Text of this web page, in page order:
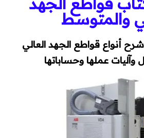
وقاية وإختبارات
طاقة شمسية
كورسات
كورسات محركات (مواتير)
كورسات Classic Control
والمتوسط
أنواع قواطع الجهد العالي
عملها وحساباتها